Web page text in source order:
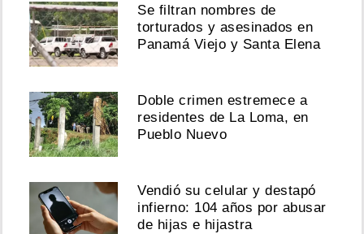
Se filtran nombres de
torturados y asesinados en
Panamá Viejo y Santa Elena
Doble crimen estremece a
residentes de La Loma, en
Pueblo Nuevo
Vendió su celular y destapó
infierno: 104 años por abusar
de hijas e hijastra